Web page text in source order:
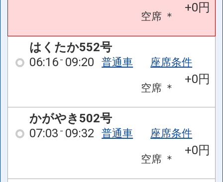
空席 ＊
+0円
はくたか552号
06:16 09:20 普通車 座席条件
空席 ＊
+0円
かがやき502号
07:03 09:32 普通車 座席条件
空席 ＊
+0円